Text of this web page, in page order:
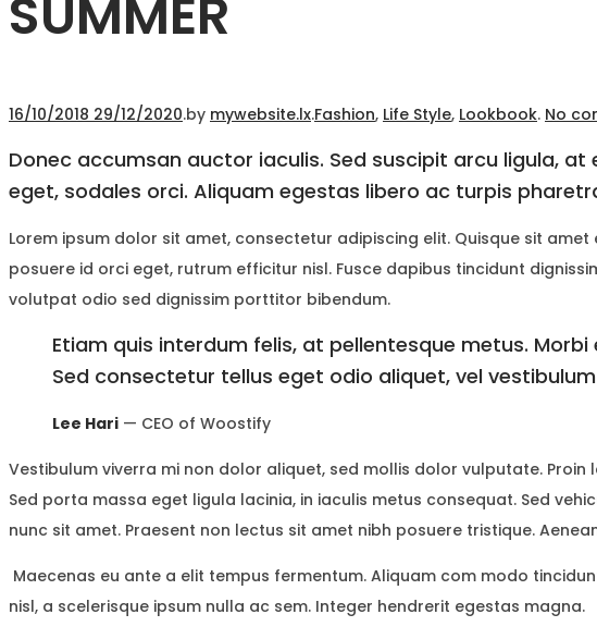
SUMMER
Posted
16/10/2018 29/12/2020.by mywebsite.lx.Posted
Fashion, Life Style, Lookbook. No
Donec accumsan auctor iaculis. Sed suscipit arcu ligula,
eget, sodales orci. Aliquam egestas libero ac turpis
Lorem ipsum dolor sit amet, consectetur adipiscing elit. Quisque sit
posuere id orci eget, rutrum efficitur nisl. Fusce dapibus tincidunt
volutpat odio sed dignissim porttitor bibendum.
Etiam quis interdum felis, at pellentesque metus.
Sed consectetur tellus eget odio aliquet, vel
Lee Hari — CEO of Woostify
Vestibulum viverra mi non dolor aliquet, sed mollis dolor vulputate.
Sed porta massa eget ligula lacinia, in iaculis metus consequat. Sed
nunc sit amet. Praesent non lectus sit amet nibh posuere tristique.
Maecenas eu ante a elit tempus fermentum. Aliquam com modo
nisl, a scelerisque ipsum nulla ac sem. Integer hendrerit egestas magna.